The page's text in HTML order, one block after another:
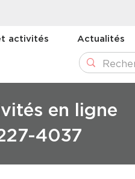
activités Actualités
en ligne
4037